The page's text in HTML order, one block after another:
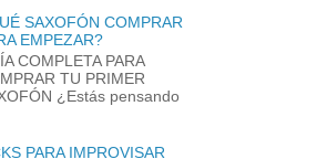
SAXOFÓN COMPRAR
EMPEZAR?
COMPLETA PARA
TU PRIMER
¿Estás pensando
PARA IMPROVISAR